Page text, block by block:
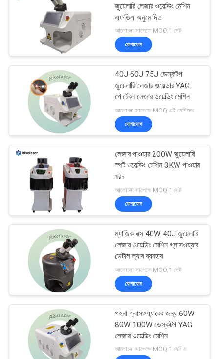
লেজারের ঢালাই মেশিন
যথার্থ ফাইবার লেসার কাটন
মেশিন
17
গহনা লেজার ওয়েল্ডিং মেশিন
জুয়েলারি লেজার ওয়েল্ডিং মেশিন
এফডিএ অনুমোদিত
আলোচনা সাপেক্ষে MOQ:1 সেট
যোগাযোগ
40J 60J 75J ডেস্কটপ
জুয়েলারি লেজার ওয়েল্ডার YAG
পোর্টেবল লেজার ওয়েল্ডিং মেশিন
আলোচনা সাপেক্ষে MOQ:এই মেশিনের 1 সেট
যোগাযোগ
লেজার পাওয়ার 200W জুয়েলারি
স্পট ওয়েল্ডিং মেশিন 3KW পাওয়ার
খরচ
আলোচনা সাপেক্ষে MOQ:1 সেট
যোগাযোগ
ম্যাজিক বক্স 40W 40J জুয়েলারি
লেজার ওয়েল্ডিং মেশিন গ্লাসওয়্যার
ডেটাল ল্যাব ব্যবহার
আলোচনা সাপেক্ষে MOQ:1 সেট
যোগাযোগ
গহনা গ্লাসওয়্যারের জন্য 60W
80W 100W ডেস্কটপ YAG
লেজার ওয়েল্ডিং মেশিন
আলোচনা সাপেক্ষে MOQ:1 মেশিন